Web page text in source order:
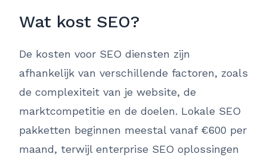
Wat kost SEO?
De kosten voor SEO diensten zijn
afhankelijk van verschillende factoren, zoals
de complexiteit van je website, de
marktcompetitie en de doelen. Lokale SEO
pakketten beginnen meestal vanaf €600 per
maand, terwijl enterprise SEO oplossingen